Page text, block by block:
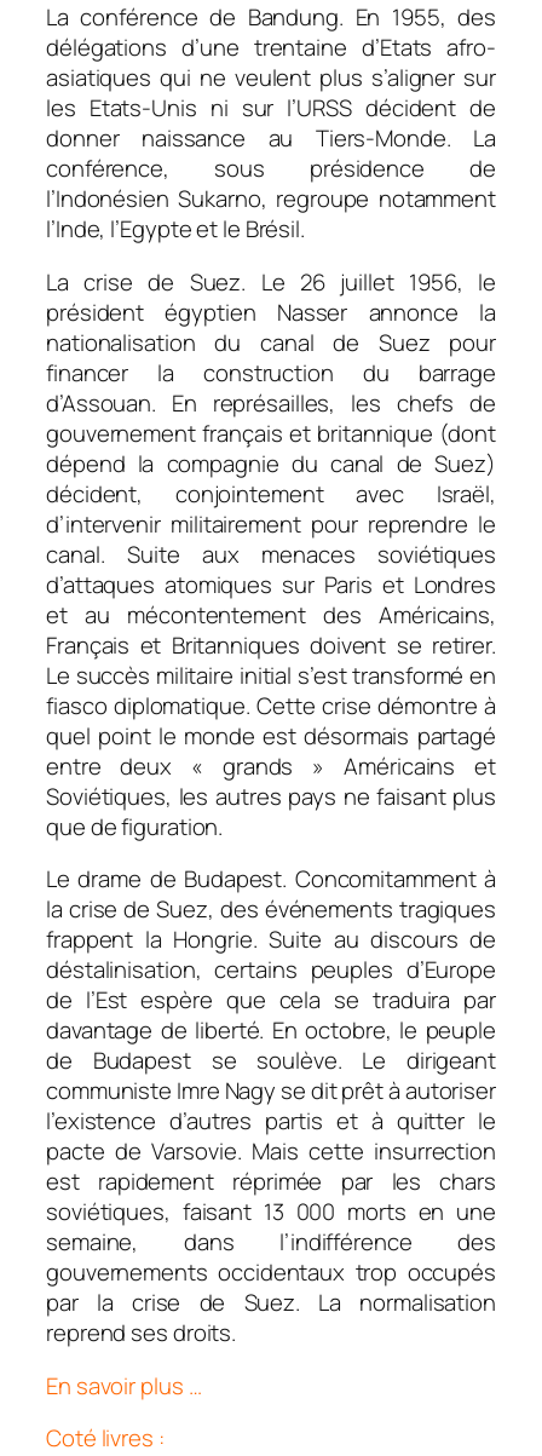
La conférence de Bandung. En 1955, des
délégations d’une trentaine d’Etats afro-
asiatiques qui ne veulent plus s’aligner sur
les Etats-Unis ni sur l’URSS décident de
donner naissance au Tiers-Monde. La
conférence, sous présidence de
l’Indonésien Sukarno, regroupe notamment
l’Inde, l’Egypte et le Brésil.
La crise de Suez. Le 26 juillet 1956, le
président égyptien Nasser annonce la
nationalisation du canal de Suez pour
financer la construction du barrage
d’Assouan. En représailles, les chefs de
gouvernement français et britannique (dont
dépend la compagnie du canal de Suez)
décident, conjointement avec Israël,
d’intervenir militairement pour reprendre le
canal. Suite aux menaces soviétiques
d’attaques atomiques sur Paris et Londres
et au mécontentement des Américains,
Français et Britanniques doivent se retirer.
Le succès militaire initial s’est transformé en
fiasco diplomatique. Cette crise démontre à
quel point le monde est désormais partagé
entre deux « grands » Américains et
Soviétiques, les autres pays ne faisant plus
que de figuration.
Le drame de Budapest. Concomitamment à
la crise de Suez, des événements tragiques
frappent la Hongrie. Suite au discours de
déstalinisation, certains peuples d’Europe
de l’Est espère que cela se traduira par
davantage de liberté. En octobre, le peuple
de Budapest se soulève. Le dirigeant
communiste Imre Nagy se dit prêt à autoriser
l’existence d’autres partis et à quitter le
pacte de Varsovie. Mais cette insurrection
est rapidement réprimée par les chars
soviétiques, faisant 13 000 morts en une
semaine, dans l’indifférence des
gouvernements occidentaux trop occupés
par la crise de Suez. La normalisation
reprend ses droits.
En savoir plus …
Coté livres :